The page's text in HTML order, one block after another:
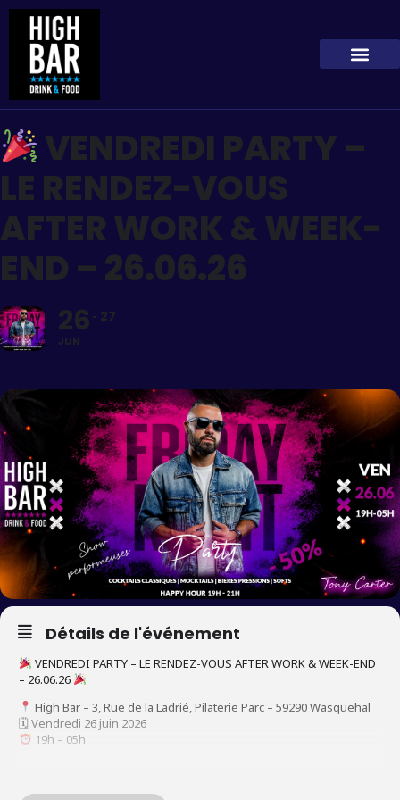
VENDREDI PARTY –
LE RENDEZ-VOUS
AFTER WORK & WEEK-
END – 26.06.26
26
JUN
27
Détails de l'événement
VENDREDI PARTY – LE RENDEZ-VOUS AFTER WORK & WEEK-END
– 26.06.26
High Bar – 3, Rue de la Ladrié, Pilaterie Parc – 59290 Wasquehal
🗓 Vendredi 26 juin 2026
19h – 05h